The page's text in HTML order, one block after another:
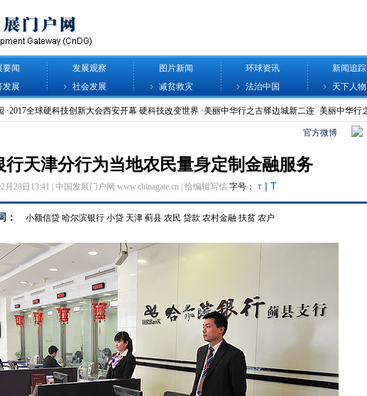
要闻 发展观察 图片新闻 环球资讯 新闻追踪
发展 社会发展 减贫救灾 法治中国 天下人物
官方微博
行天津分行为当地农民量身定制金融服务
月28日13:41 | 中国发展门户网 www.chinagate.cn | 给编辑写信 字号： T | T
： 小额信贷 哈尔滨银行 小贷 天津 蓟县 农民 贷款 农村金融 扶贫 农户